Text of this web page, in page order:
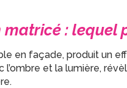
: lequel
en façade, produit un
et la lumière,